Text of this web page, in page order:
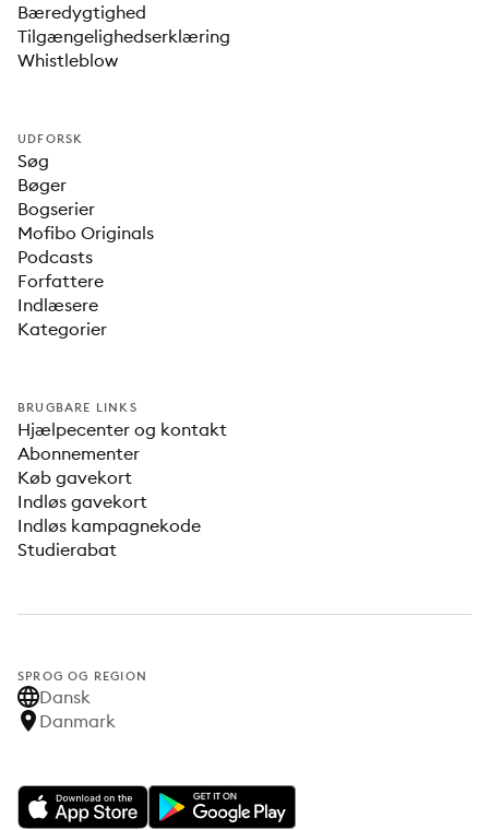
Bæredygtighed
Tilgængelighedserklæring
Whistleblow
UDFORSK
Søg
Bøger
Bogserier
Mofibo Originals
Podcasts
Forfattere
Indlæsere
Kategorier
BRUGBARE LINKS
Hjælpecenter og kontakt
Abonnementer
Køb gavekort
Indløs gavekort
Indløs kampagnekode
Studierabat
SPROG OG REGION
Dansk
Danmark